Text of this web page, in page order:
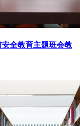
全教育主题班会教